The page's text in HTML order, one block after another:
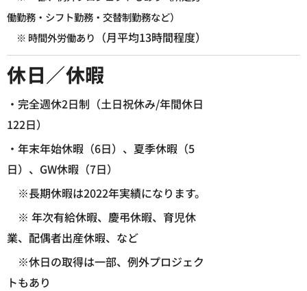
働勤務・シフト勤務・交替制勤務など）
※ 時間外労働あり
（月平均13時間程度）
休日／休暇
・完全週休2日制（土日祝休み/年間休日
122日）
・年末年始休暇（6日）、夏季休暇（5
日）、GW休暇（7日）
※長期休暇は2022年実績になります。
※ 年次有給休暇、慶弔休暇、育児休
業、配偶者出産休暇、など
※休日の取得は一部、例外プロジェク
トもあり